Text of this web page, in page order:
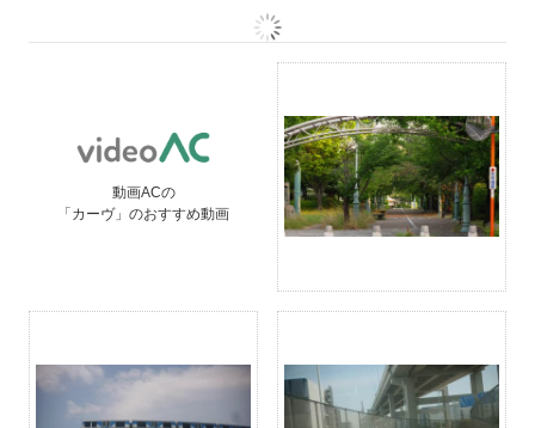
動画ACの
「カーヴ」のおすすめ動画